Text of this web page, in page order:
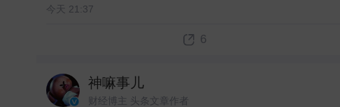
今天 21:37
6
神嘛事儿
财经博主 头条文章作者